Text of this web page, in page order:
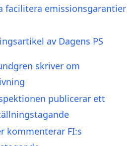
facilitera emissionsgarantier
av Dagens PS
skriver om
publicerar ett
kommenterar FI:s